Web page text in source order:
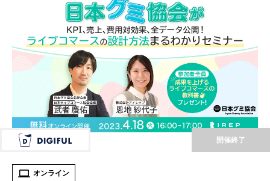
開催終了
オンライン